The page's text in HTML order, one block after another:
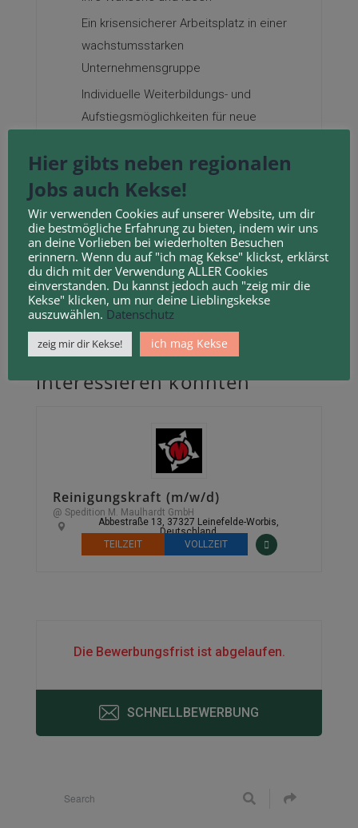
Ein krisensicherer Arbeitsplatz in einer
wachstumsstarken
Unternehmensgruppe
Individuelle Weiterbildungs- und
Aufstiegsmöglichkeiten für neue
Unschlagbare Vergünstigungen für über
500 Marken (z. B. adidas, Bosch oder
Dyson)
Bike-Leasing
Firmenfitness über Wellpass
Andere Jobs, die Sie
interessieren könnten
Reinigungskraft (m/w/d)
@ Spedition M. Maulhardt GmbH
Abbestraße 13, 37327 Leinefelde-Worbis,
Deutschland
TEILZEIT
VOLLZEIT
Die Bewerbungsfrist ist abgelaufen.
SCHNELLBEWERBUNG
Hier gibts neben regionalen
Jobs auch Kekse!
Wir verwenden Cookies auf unserer Website, um dir
die bestmögliche Erfahrung zu bieten, indem wir uns
an deine Vorlieben bei wiederholten Besuchen
erinnern. Wenn du auf "ich mag Kekse" klickst, erklärst
du dich mit der Verwendung ALLER Cookies
einverstanden. Du kannst jedoch auch "zeig mir die
Kekse" klicken, um nur deine Lieblingskekse
auszuwählen. Datenschutz
zeig mir dir Kekse! ich mag Kekse